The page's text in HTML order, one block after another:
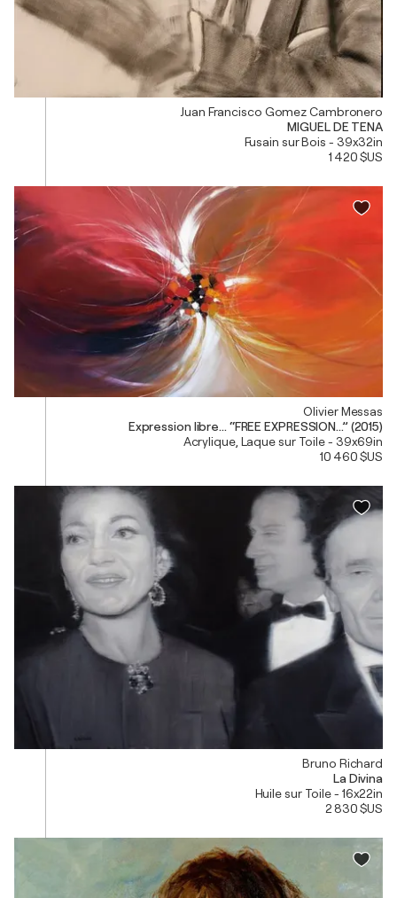
Juan Francisco Gomez Cambronero
MIGUEL DE TENA
Fusain sur Bois - 39x32in
1 420 $US
Olivier Messas
Expression libre... “FREE EXPRESSION...” (2015)
Acrylique, Laque sur Toile - 39x69in
10 460 $US
Bruno Richard
La Divina
Huile sur Toile - 16x22in
2 830 $US